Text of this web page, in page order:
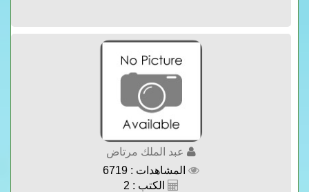
عبد الملك مرتاض
المشاهدات : 6719
الكتب : 2